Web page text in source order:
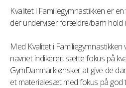
Kvalitet i Familiegymnastikken er
der underviser forældre/barn hold
Med Kvalitet i
navnet indikerer, sætte fokus på
GymDanmark ønsker at give de
et materialesæt med fokus på